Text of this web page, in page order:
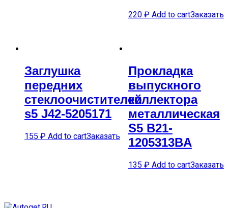
220 ₽ Add to cartЗаказать
Заглушка
передних
стеклоочистителей
s5 J42-5205171
155 ₽ Add to cartЗаказать
Прокладка
выпускного
коллектора
металлическая
S5 B21-
1205313BA
135 ₽ Add to cartЗаказать